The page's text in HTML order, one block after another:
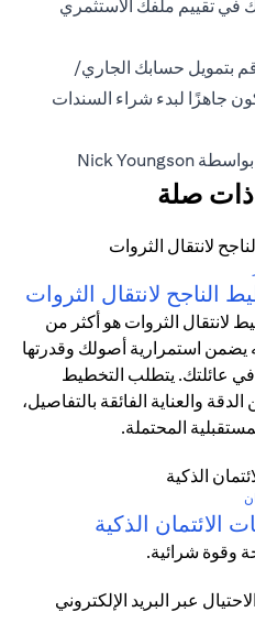
تقييم ملفك الاستثمري
بتمويل حسابك الجاري/
جاهزًا لبدء شراء السندات
ذات صلة
الناجح لانتقال الثروات
لانتقال الثروات هو أكثر من
استمرارية أصولك وقدرتها
في عائلتك. يتطلب التخطيط
والعناية الفائقة بالتفاصيل،
المحتملة.
الائتمان الذكية
وقوة شرائية.